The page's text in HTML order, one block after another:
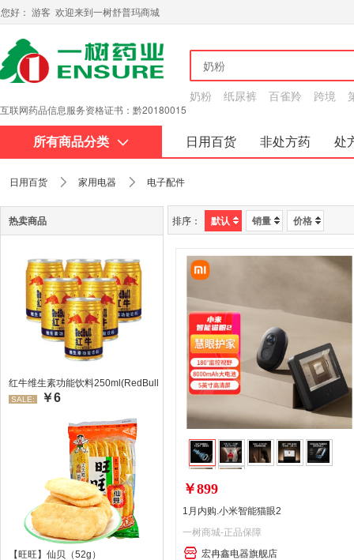
您好： 游客 欢迎来到一树舒普玛商城
互联网药品信息服务资格证书：黔20180015
奶粉 纸尿裤 百雀羚 跨境
所有商品分类 日用百货 非处方药
处
日用百货 家用电器 电子配件
热卖商品
红牛维生素功能饮料250ml(RedBull/红牛)
SALE: ￥6
【旺旺】仙贝（52g）
排序： 默认 销量 价格
￥899
1月内购.小米智能猫眼2
一树商城-正品保障
宏冉鑫电器旗舰店